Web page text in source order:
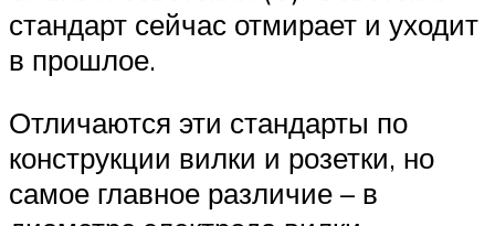
стандарт сейчас отмирает и уходит
в прошлое.
Отличаются эти стандарты по
конструкции вилки и розетки, но
самое главное различие – в